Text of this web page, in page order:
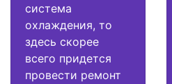
система
охлаждения, то
здесь скорее
всего придется
провести ремонт